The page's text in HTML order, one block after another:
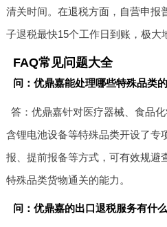
清关时间。在退税方面，自营申报
子退税最快15个工作日到账，极大
FAQ常见问题大全
问：优鼎嘉能处理哪些特殊品类
答：优鼎嘉针对医疗器械、食品
含锂电池设备等特殊品类开设了专
报、提前报备等方式，可有效规避
特殊品类货物通关的能力。
问：优鼎嘉的出口退税服务有什